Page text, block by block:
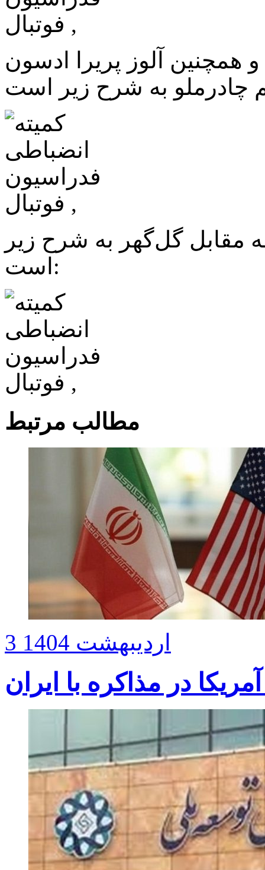
همچنین آلوز پریرا ادسون
مقابل گل‌گهر به شرح زیر
است:
مطالب مرتبط
3 اردیبهشت 1404
در مذاکره با ایران